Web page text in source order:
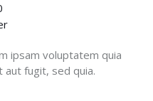
ipsam voluptatem quia
fugit, sed quia.